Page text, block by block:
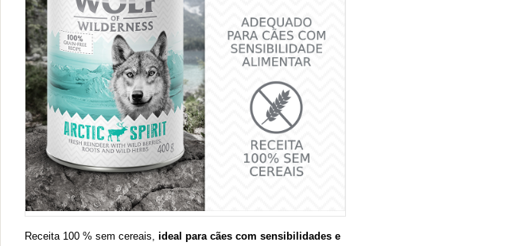
Receita 100 % sem cereais, ideal para cães com sensibilidades e